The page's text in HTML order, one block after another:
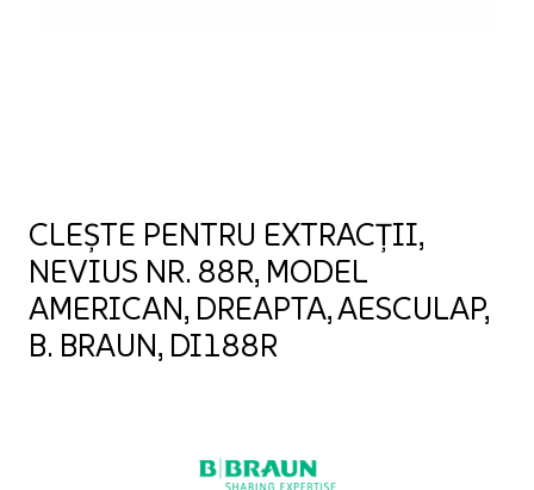
CLEȘTE PENTRU EXTRACȚII,
NEVIUS NR. 88R, MODEL
AMERICAN, DREAPTA, AESCULAP,
B. BRAUN, DI188R